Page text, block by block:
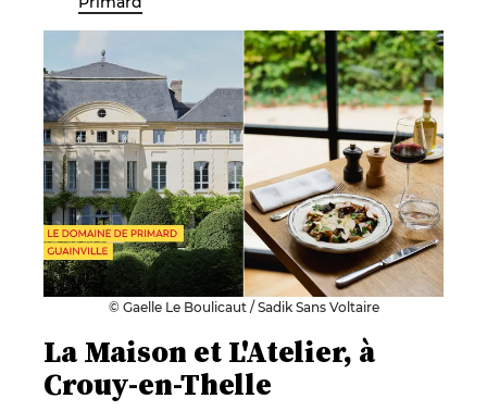
© Gaelle Le Boulicaut / Sadik Sans Voltaire
La Maison et L'Atelier, à
Crouy-en-Thelle